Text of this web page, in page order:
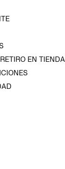
EN TIENDA